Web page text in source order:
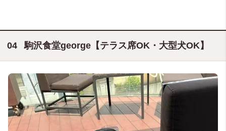
駒沢食堂george【テラス席OK・大型犬OK】